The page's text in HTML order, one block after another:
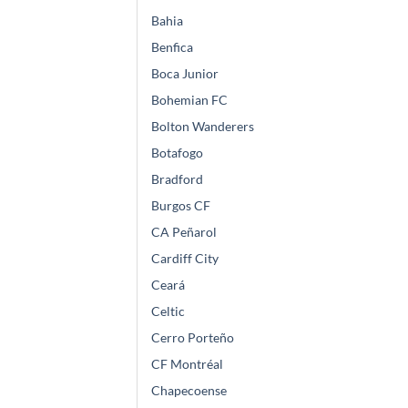
Bahia
Benfica
Boca Junior
Bohemian FC
Bolton Wanderers
Botafogo
Bradford
Burgos CF
CA Peñarol
Cardiff City
Ceará
Celtic
Cerro Porteño
CF Montréal
Chapecoense